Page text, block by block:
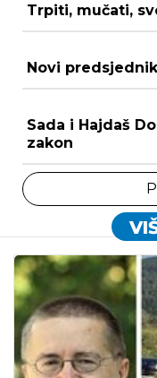
Trpiti, mučati,
Novi
Sada i Hajdaš
zakon